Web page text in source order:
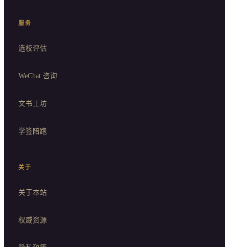
服务
选校评估
WeChat 咨询
文书工坊
学签陪跑
关于
关于本站
权威资源